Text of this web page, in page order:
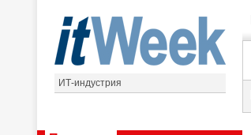
ИТ-индустрия